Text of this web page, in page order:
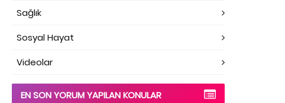
Sağlık
Sosyal Hayat
Videolar
EN SON YORUM YAPILAN KONULAR